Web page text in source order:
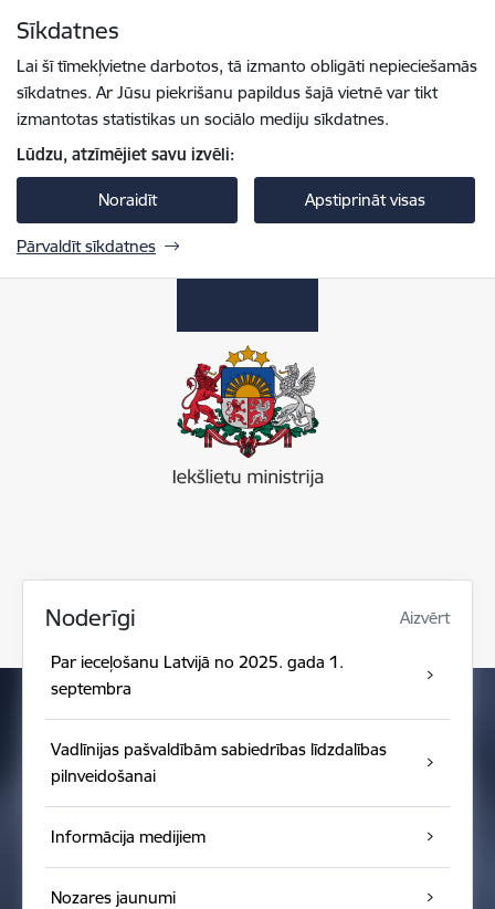
Sīkdatnes
Lai šī tīmekļvietne darbotos, tā izmanto obligāti nepieciešamās
sīkdatnes. Ar Jūsu piekrišanu papildus šajā vietnē var tikt
izmantotas statistikas un sociālo mediju sīkdatnes.
Lūdzu, atzīmējiet savu izvēli:
Noraidīt Apstiprināt visas
Pārvaldīt sīkdatnes
Noderīgi Aizvērt
Par ieceļošanu Latvijā no 2025. gada 1.
septembra
Vadlīnijas pašvaldībām sabiedrības līdzdalības
pilnveidošanai
Informācija medijiem
Nozares jaunumi